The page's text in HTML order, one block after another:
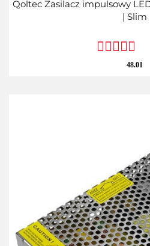
Qoltec Zasilacz impulsowy LED
| Slim
48.01